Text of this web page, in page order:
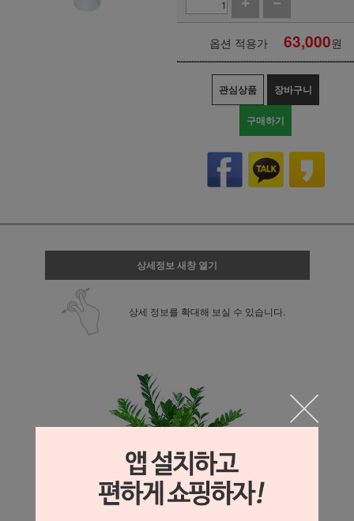
옵션 적용가 63,000원
관심상품 장바구니
구매하기
상세정보 새창 열기
상세 정보를 확대해 보실 수 있습니다.